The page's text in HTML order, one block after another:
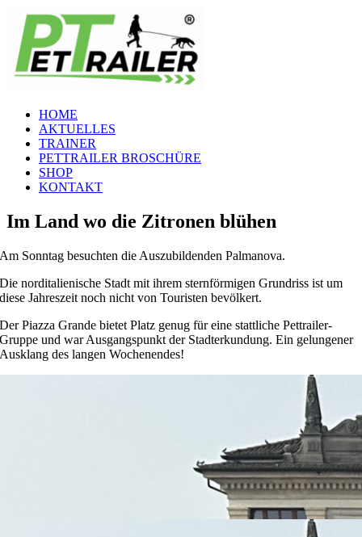
Zum
Inhalt
springen
HOME
AKTUELLES
TRAINER
PETTRAILER BROSCHÜRE
SHOP
KONTAKT
Im Land wo die Zitronen blühen
Am Sonntag besuchten die Auszubildenden Palmanova.
Die norditalienische Stadt mit ihrem sternförmigen Grundriss ist um
diese Jahreszeit noch nicht von Touristen bevölkert.
Der Piazza Grande bietet Platz genug für eine stattliche Pettrailer-
Gruppe und war Ausgangspunkt der Stadterkundung. Ein gelungener
Ausklang des langen Wochenendes!